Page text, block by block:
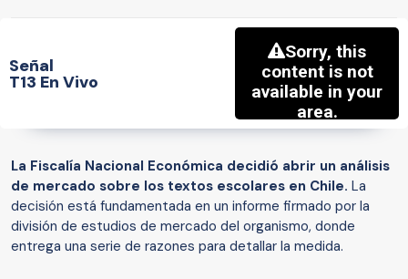
Señal
T13 En Vivo
La Fiscalía Nacional Económica decidió abrir un análisis
de mercado sobre los textos escolares en Chile. La
decisión está fundamentada en un informe firmado por la
división de estudios de mercado del organismo, donde
entrega una serie de razones para detallar la medida.